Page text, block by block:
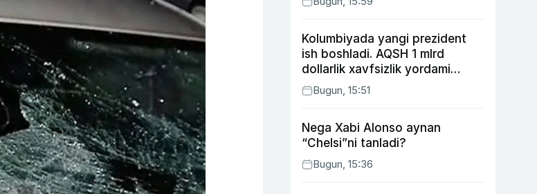
Kolumbiyada yangi prezident
ish boshladi. AQSH 1 mlrd
dollarlik xavfsizlik yordami
bermoqchi
Bugun, 15:51
Nega Xabi Alonso aynan
“Chelsi”ni tanladi?
Bugun, 15:36